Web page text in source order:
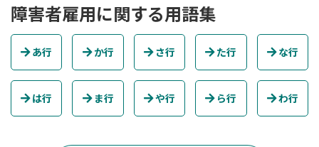
障害者雇用に関する用語集
あ行 か行 さ行 た行 な行
は行 ま行 や行 ら行 わ行